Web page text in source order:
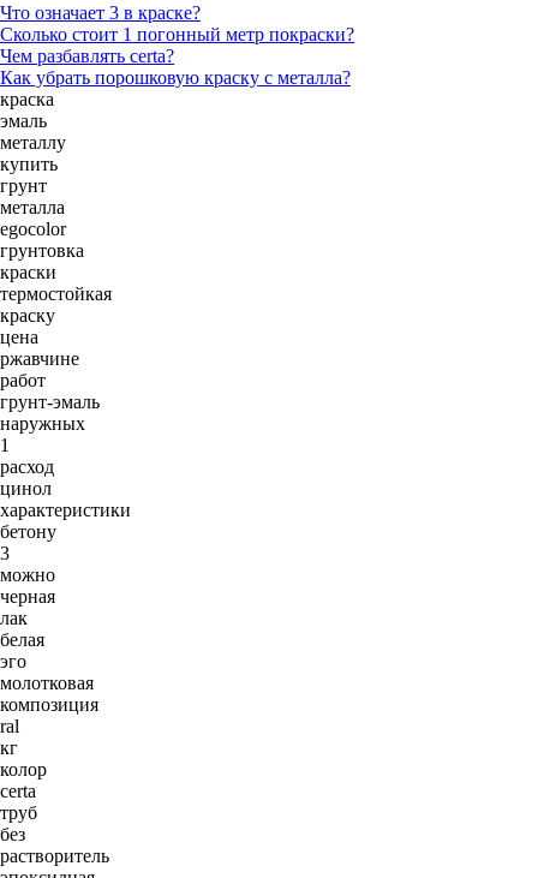
Что означает 3 в краске?
Сколько стоит 1 погонный метр покраски?
Чем разбавлять certa?
Как убрать порошковую краску с металла?
краска
эмаль
металлу
купить
грунт
металла
egocolor
грунтовка
краски
термостойкая
краску
цена
ржавчине
работ
грунт-эмаль
наружных
1
расход
цинол
характеристики
бетону
3
можно
черная
лак
белая
эго
молотковая
композиция
ral
кг
колор
certa
труб
без
растворитель